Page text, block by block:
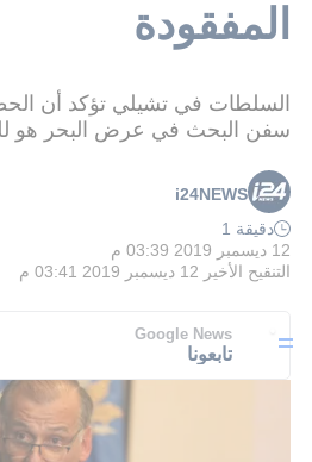
المفقودة
السلطات في تشيلي تؤكد أن
سفن البحث في عرض البحر هو
i24NEWS
دقيقة 1
12 ديسمبر 2019 03:39 م
التنقيح الأخير 12 ديسمبر 2019 03:41 م
Google News
تابعونا